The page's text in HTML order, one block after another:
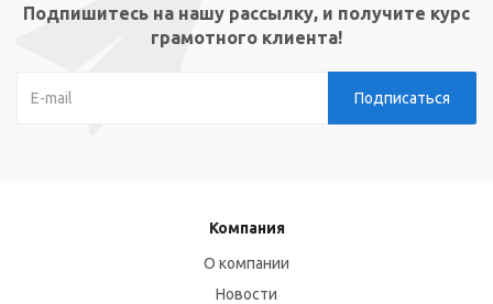
Подпишитесь на нашу рассылку, и получите курс
грамотного клиента!
Компания
О компании
Новости